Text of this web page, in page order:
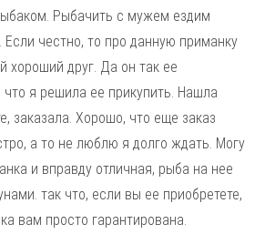
Рыбачить с мужем ездим
Если честно, то про данную приманку
хороший друг. Да он так ее
что я решила ее прикупить. Нашла
заказала. Хорошо, что еще заказ
а то не люблю я долго ждать. Могу
и вправду отличная, рыба на нее
так что, если вы ее приобретете,
вам просто гарантирована.